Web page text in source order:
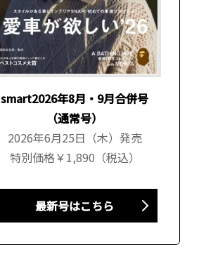
smart2026年8月・9月合併号
（通常号）
2026年6月25日（木）発売
特別価格￥1,890（税込）
最新号はこちら